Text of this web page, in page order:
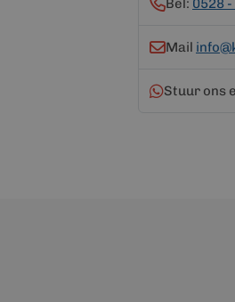
Bel: 0528
Mail
Stuur ons